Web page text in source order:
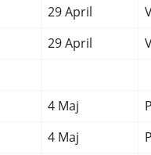
29 April
29 April
4 Maj
4 Maj